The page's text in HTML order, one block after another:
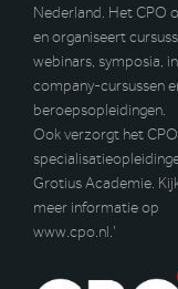
Nederland. Het CPO
en organiseert
webinars, symposia, in
company-cursussen
beroepsopleidingen.
Ook verzorgt het
Grotius Academie.
meer informatie op
www.cpo.nl.’